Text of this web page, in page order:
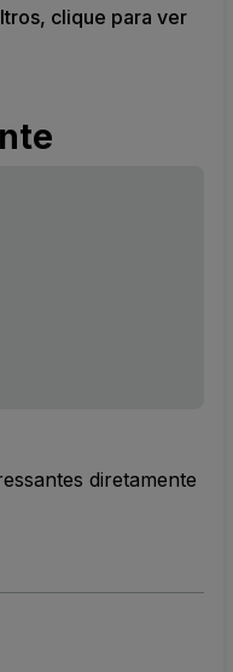
clique para ver
diretamente